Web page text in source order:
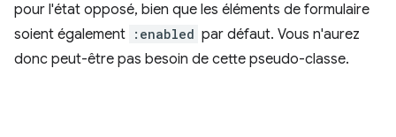
pour l'état opposé, bien que les éléments de formulaire
soient également :enabled par défaut. Vous n'aurez
donc peut-être pas besoin de cette pseudo-classe.